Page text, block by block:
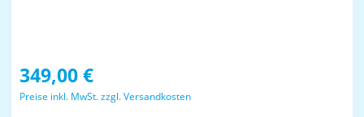
Regulärer Preis:
349,00 €
Preise inkl. MwSt. zzgl. Versandkosten